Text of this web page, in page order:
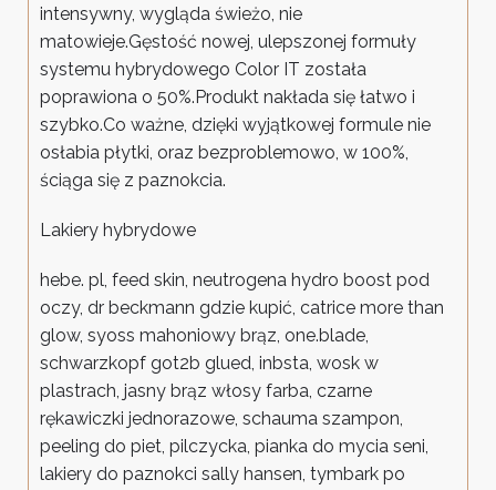
intensywny, wygląda świeżo, nie
matowieje.Gęstość nowej, ulepszonej formuły
systemu hybrydowego Color IT została
poprawiona o 50%.Produkt nakłada się łatwo i
szybko.Co ważne, dzięki wyjątkowej formule nie
osłabia płytki, oraz bezproblemowo, w 100%,
ściąga się z paznokcia.
Lakiery hybrydowe
hebe. pl, feed skin, neutrogena hydro boost pod
oczy, dr beckmann gdzie kupić, catrice more than
glow, syoss mahoniowy brąz, one.blade,
schwarzkopf got2b glued, inbsta, wosk w
plastrach, jasny brąz włosy farba, czarne
rękawiczki jednorazowe, schauma szampon,
peeling do piet, pilczycka, pianka do mycia seni,
lakiery do paznokci sally hansen, tymbark po